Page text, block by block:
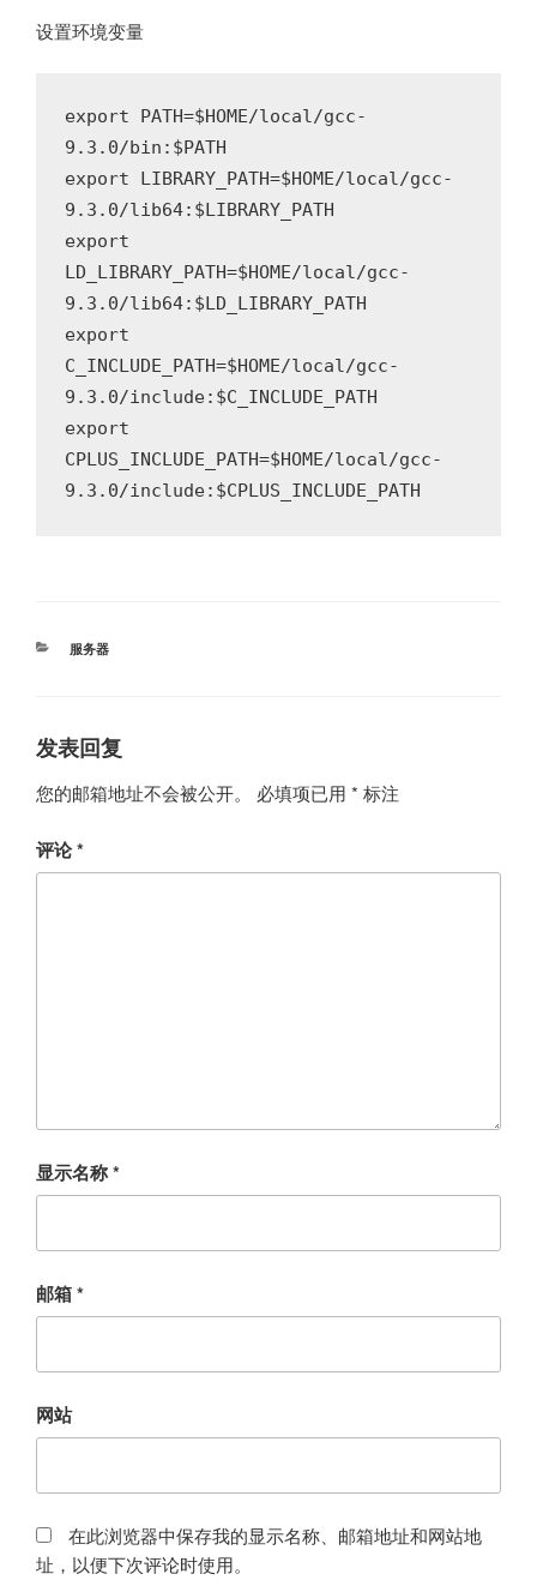
设置环境变量
export PATH=$HOME/local/gcc-
9.3.0/bin:$PATH
export LIBRARY_PATH=$HOME/local/gcc-
9.3.0/lib64:$LIBRARY_PATH
export
LD_LIBRARY_PATH=$HOME/local/gcc-
9.3.0/lib64:$LD_LIBRARY_PATH
export
C_INCLUDE_PATH=$HOME/local/gcc-
9.3.0/include:$C_INCLUDE_PATH
export
CPLUS_INCLUDE_PATH=$HOME/local/gcc-
9.3.0/include:$CPLUS_INCLUDE_PATH
分
服务器
发表回复
您的邮箱地址不会被公开。 必填项已用 * 标注
评论*
显示名称*
邮箱*
网站
在此浏览器中保存我的显示名称、邮箱地址和网站地
址，以便下次评论时使用。